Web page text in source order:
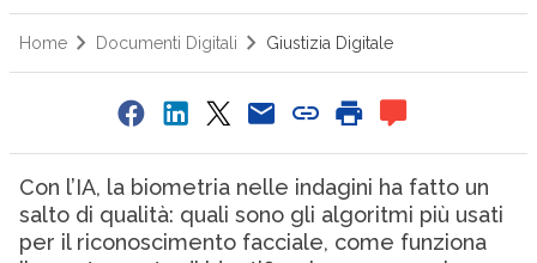
Home Documenti Digitali Giustizia Digitale
Con l’IA, la biometria nelle indagini ha fatto un
salto di qualità: quali sono gli algoritmi più usati
per il riconoscimento facciale, come funziona